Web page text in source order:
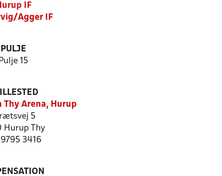
IF
Agger IF
PULJE
15
Thy Arena, Hurup
5
Hurup Thy
3416